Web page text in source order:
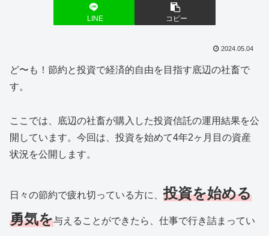
LINE コピー
2024.05.04
ど〜も！節約と投資で経済的自由を目指す底辺の社畜で
す。
ここでは、底辺の社畜が購入した投資信託の運用結果を公
開しています。今回は、投資を始めて4年2ヶ月目の資産
状況を公開します。
日々の節約で疲れ切っている方に、投資を始める
勇気を与えることができたら、仕事で行き詰まってい